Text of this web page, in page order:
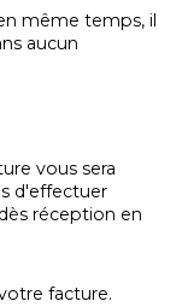
même temps, il
aucun
vous sera
d'effectuer
réception en
facture.